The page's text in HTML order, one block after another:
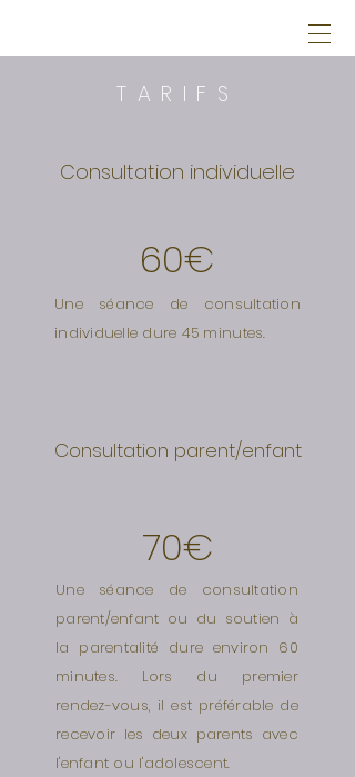
TARIFS
Consultation individuelle
60€
Une séance de consultation
individuelle dure 45 minutes.
Consultation parent/enfant
70€
Une séance de consultation
parent/enfant ou du soutien à
la parentalité dure environ 60
minutes. Lors du premier
rendez-vous, il est préférable de
recevoir les deux parents avec
l'enfant ou l'adolescent.